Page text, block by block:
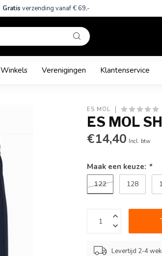
Gratis verzending vanaf € 69,-
Winkels Verenigingen Klantenservice
ES MOL
ES MOL
€14,40 Incl. btw
Maak een keuze: *
122 128
Levertijd 2-4